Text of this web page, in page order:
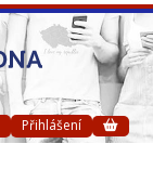
Přihlášení